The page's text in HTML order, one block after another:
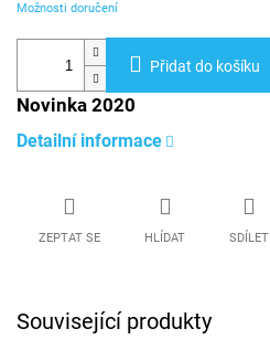
Možnosti doručení
Přidat do košíku
Novinka 2020
Detailní informace
ZEPTAT SE HLÍDAT SDÍLET
Související produkty